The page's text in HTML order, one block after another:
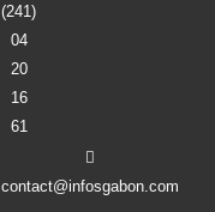
(241)
04
20
16
61
contact@infosgabon.com